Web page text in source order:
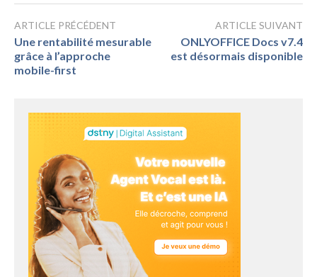
ARTICLE PRÉCÉDENT
Une rentabilité mesurable
grâce à l’approche
mobile-first
ARTICLE SUIVANT
ONLYOFFICE Docs v7.4
est désormais disponible